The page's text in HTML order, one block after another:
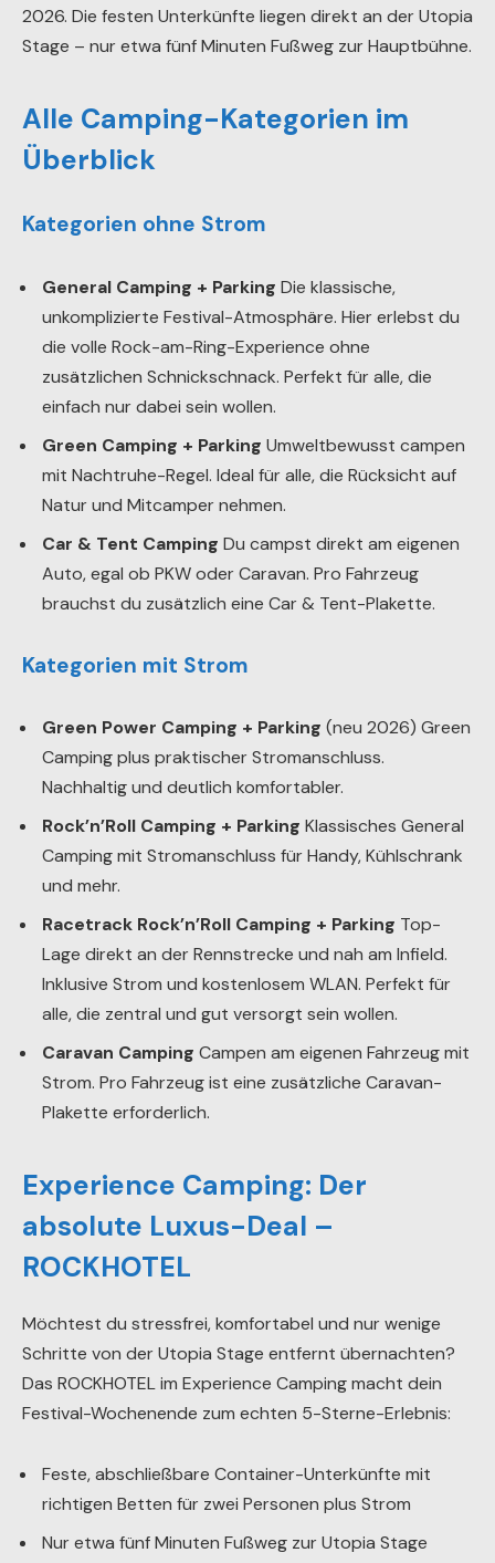
2026. Die festen Unterkünfte liegen direkt an der Utopia
Stage – nur etwa fünf Minuten Fußweg zur Hauptbühne.
Alle Camping-Kategorien im
Überblick
Kategorien ohne Strom
General Camping + Parking Die klassische,
unkomplizierte Festival-Atmosphäre. Hier erlebst du
die volle Rock-am-Ring-Experience ohne
zusätzlichen Schnickschnack. Perfekt für alle, die
einfach nur dabei sein wollen.
Green Camping + Parking Umweltbewusst campen
mit Nachtruhe-Regel. Ideal für alle, die Rücksicht auf
Natur und Mitcamper nehmen.
Car & Tent Camping Du campst direkt am eigenen
Auto, egal ob PKW oder Caravan. Pro Fahrzeug
brauchst du zusätzlich eine Car & Tent-Plakette.
Kategorien mit Strom
Green Power Camping + Parking (neu 2026) Green
Camping plus praktischer Stromanschluss.
Nachhaltig und deutlich komfortabler.
Rock’n’Roll Camping + Parking Klassisches General
Camping mit Stromanschluss für Handy, Kühlschrank
und mehr.
Racetrack Rock’n’Roll Camping + Parking Top-
Lage direkt an der Rennstrecke und nah am Infield.
Inklusive Strom und kostenlosem WLAN. Perfekt für
alle, die zentral und gut versorgt sein wollen.
Caravan Camping Campen am eigenen Fahrzeug mit
Strom. Pro Fahrzeug ist eine zusätzliche Caravan-
Plakette erforderlich.
Experience Camping: Der
absolute Luxus-Deal –
ROCKHOTEL
Möchtest du stressfrei, komfortabel und nur wenige
Schritte von der Utopia Stage entfernt übernachten?
Das ROCKHOTEL im Experience Camping macht dein
Festival-Wochenende zum echten 5-Sterne-Erlebnis:
Feste, abschließbare Container-Unterkünfte mit
richtigen Betten für zwei Personen plus Strom
Nur etwa fünf Minuten Fußweg zur Utopia Stage